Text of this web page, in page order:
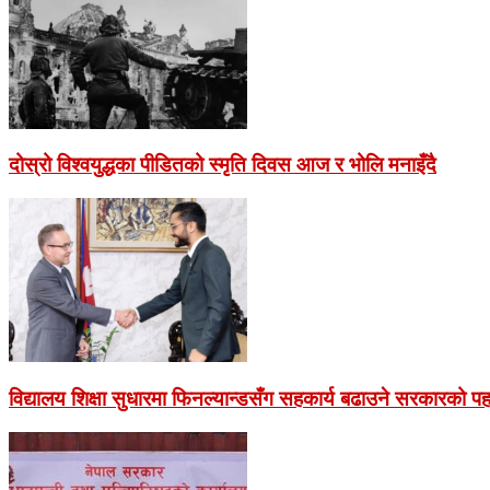
दोस्रो विश्वयुद्धका पीडितको स्मृति दिवस आज र भोलि मनाइँदै
विद्यालय शिक्षा सुधारमा फिनल्यान्डसँग सहकार्य बढाउने सरकारको